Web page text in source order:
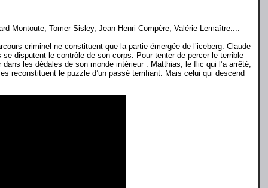
Montoute, Tomer Sisley, Jean-Henri Compère, Valérie Lemaître....
criminel ne constituent que la partie émergée de l’iceberg. Claude
disputent le contrôle de son corps. Pour tenter de percer le terrible
les dédales de son monde intérieur : Matthias, le flic qui l’a arrêté,
reconstituent le puzzle d’un passé terrifiant. Mais celui qui descend